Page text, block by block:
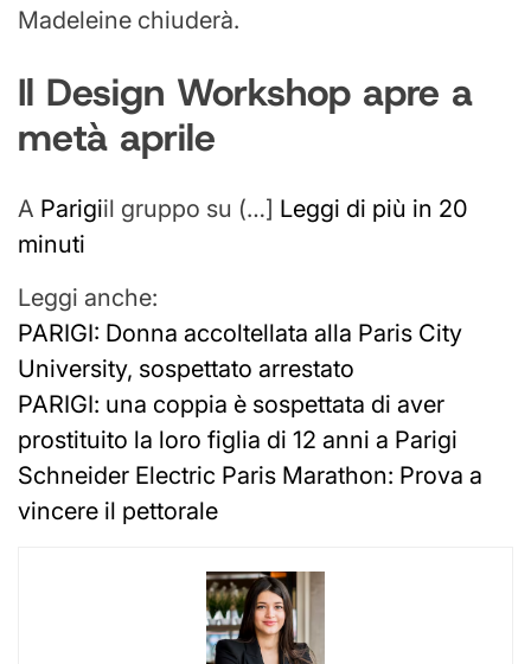
Madeleine chiuderà.
Il Design Workshop apre a
metà aprile
A Parigiil gruppo su (…] Leggi di più in 20
minuti
Leggi anche:
PARIGI: Donna accoltellata alla Paris City
University, sospettato arrestato
PARIGI: una coppia è sospettata di aver
prostituito la loro figlia di 12 anni a Parigi
Schneider Electric Paris Marathon: Prova a
vincere il pettorale